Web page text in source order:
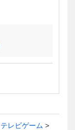
テレビゲーム